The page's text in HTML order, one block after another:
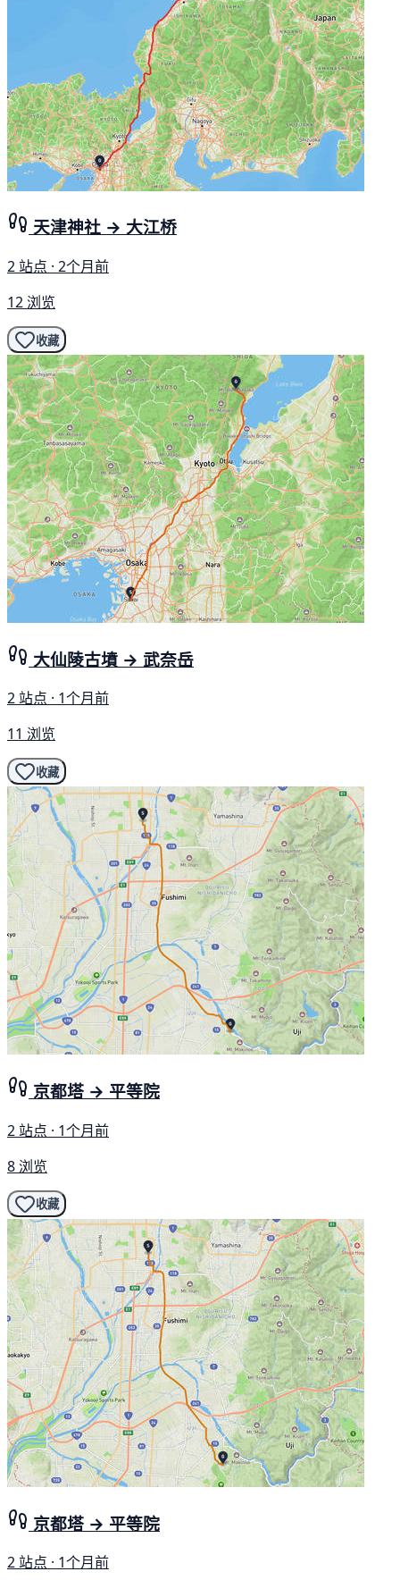
天津神社 → 大江桥
2 站点 · 2个月前
12 浏览
收藏
大仙陵古墳 → 武奈岳
2 站点 · 1个月前
11 浏览
收藏
京都塔 → 平等院
2 站点 · 1个月前
8 浏览
收藏
京都塔 → 平等院
2 站点 · 1个月前